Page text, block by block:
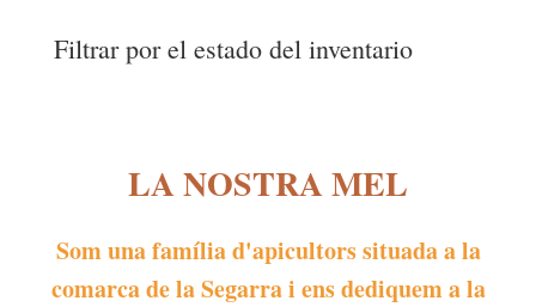
Filtrar por el estado del inventario
LA NOSTRA MEL
Som una família d'apicultors situada a la
comarca de la Segarra i ens dediquem a la